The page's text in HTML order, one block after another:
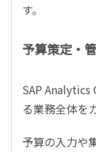
す。
予算策定・
SAP Analytics
る業務全体を
予算の入力や